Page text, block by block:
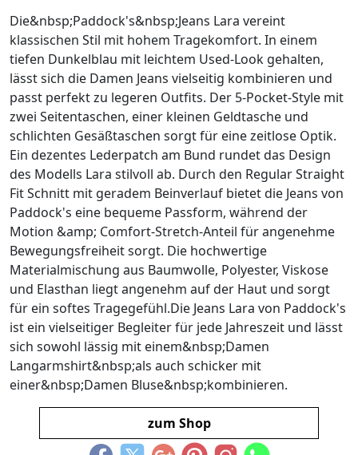
Die&nbsp;Paddock's&nbsp;Jeans Lara vereint
klassischen Stil mit hohem Tragekomfort. In einem
tiefen Dunkelblau mit leichtem Used-Look gehalten,
lässt sich die Damen Jeans vielseitig kombinieren und
passt perfekt zu legeren Outfits. Der 5-Pocket-Style mit
zwei Seitentaschen, einer kleinen Geldtasche und
schlichten Gesäßtaschen sorgt für eine zeitlose Optik.
Ein dezentes Lederpatch am Bund rundet das Design
des Modells Lara stilvoll ab. Durch den Regular Straight
Fit Schnitt mit geradem Beinverlauf bietet die Jeans von
Paddock's eine bequeme Passform, während der
Motion &amp; Comfort-Stretch-Anteil für angenehme
Bewegungsfreiheit sorgt. Die hochwertige
Materialmischung aus Baumwolle, Polyester, Viskose
und Elasthan liegt angenehm auf der Haut und sorgt
für ein softes Tragegefühl.Die Jeans Lara von Paddock's
ist ein vielseitiger Begleiter für jede Jahreszeit und lässt
sich sowohl lässig mit einem&nbsp;Damen
Langarmshirt&nbsp;als auch schicker mit
einer&nbsp;Damen Bluse&nbsp;kombinieren.
zum Shop